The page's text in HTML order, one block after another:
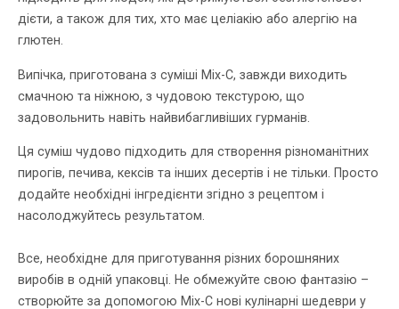
дієти, а також для тих, хто має целіакію або алергію на
глютен.
Випічка, приготована з суміші Mix-C, завжди виходить
смачною та ніжною, з чудовою текстурою, що
задовольнить навіть найвибагливіших гурманів.
Ця суміш чудово підходить для створення різноманітних
пирогів, печива, кексів та інших десертів і не тільки. Просто
додайте необхідні інгредієнти згідно з рецептом і
насолоджуйтесь результатом.
Все, необхідне для приготування різних борошняних
виробів в одній упаковці. Не обмежуйте свою фантазію –
створюйте за допомогою Mix-C нові кулінарні шедеври у